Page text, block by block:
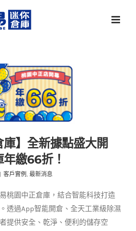
園中正倉庫】全
點盛大開幕！智
倉庫年繳66折！
庫】全新據點盛大開
繳66折！
客戶實例 , 最新消息
桃園中正倉庫，結合智能科技打造
透過App智能開倉、全天工業級除濕
提供安全、乾淨、便利的儲存空